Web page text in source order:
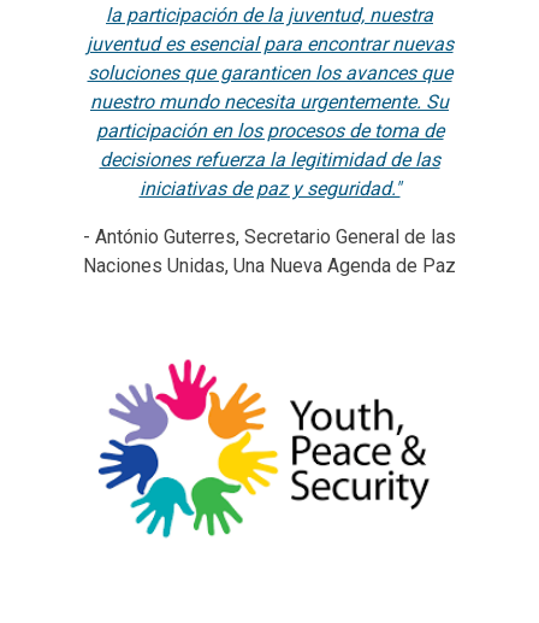
la participación de la juventud, nuestra
juventud es esencial para encontrar nuevas
soluciones que garanticen los avances que
nuestro mundo necesita urgentemente. Su
participación en los procesos de toma de
decisiones refuerza la legitimidad de las
iniciativas de paz y seguridad."
- António Guterres, Secretario General de las
Naciones Unidas, Una Nueva Agenda de Paz